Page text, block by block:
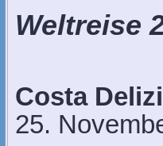
Weltreise
Costa
25.